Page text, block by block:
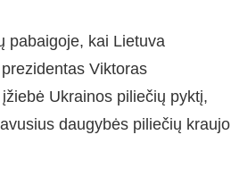
pabaigoje, kai Lietuva
Viktoras
Ukrainos piliečių pyktį,
daugybės piliečių kraujo